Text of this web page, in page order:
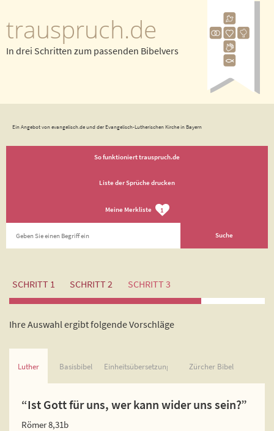
trauspruch.de
In drei Schritten zum passenden Bibelvers
Ein Angebot von evangelisch.de und der Evangelisch-Lutherischen Kirche in Bayern
So funktioniert trauspruch.de
Liste der Sprüche drucken
Meine Merkliste 1
SCHRITT 1 SCHRITT 2 SCHRITT 3
Ihre Auswahl ergibt folgende Vorschläge
Luther Basisbibel Einheitsübersetzung Zürcher Bibel
“Ist Gott für uns, wer kann wider uns sein?”
Römer 8,31b